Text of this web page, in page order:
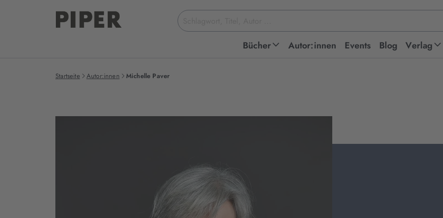
Suchbegriff
eingeben
Bücher Autor:innen Events Blog Verlag
Startseite Autor:innen Michelle Paver